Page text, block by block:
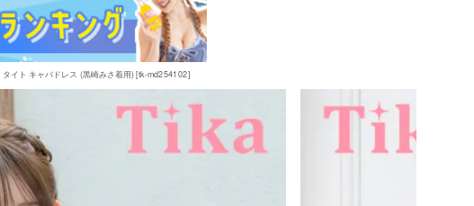
イト キャバドレス (黒崎みさ着用) [tk-md254102]